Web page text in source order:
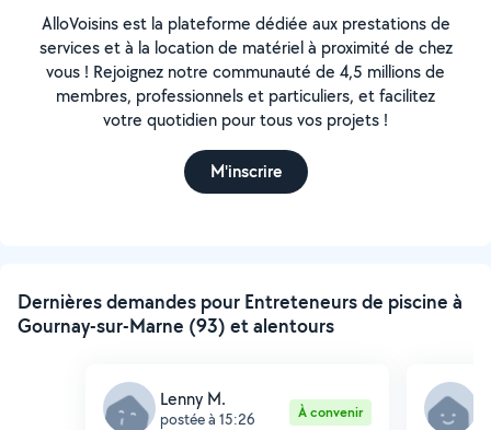
AlloVoisins est la plateforme dédiée aux prestations de
services et à la location de matériel à proximité de chez
vous ! Rejoignez notre communauté de 4,5 millions de
membres, professionnels et particuliers, et facilitez
votre quotidien pour tous vos projets !
M'inscrire
Dernières demandes pour Entreteneurs de piscine à
Gournay-sur-Marne (93) et alentours
Lenny M.
postée à 15:26 À convenir